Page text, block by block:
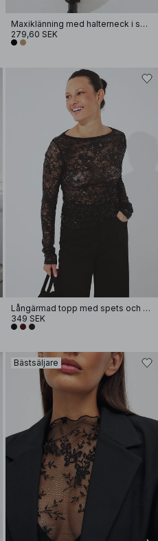
Maxiklänning med halterneck i spets och paljetter
279,60 SEK
Långärmad topp med spets och paljetter
349 SEK
Bästsäljare